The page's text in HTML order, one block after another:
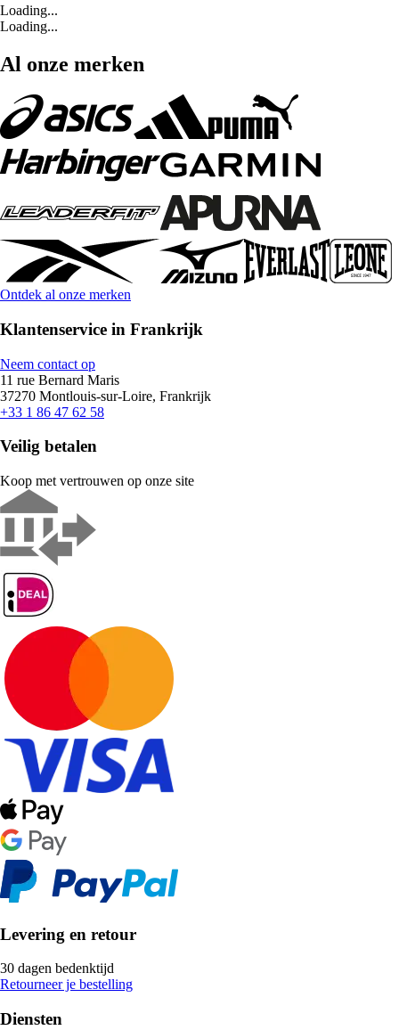
Loading...
Loading...
Al onze merken
Ontdek al onze merken
Klantenservice in Frankrijk
Neem contact op
11 rue Bernard Maris
37270 Montlouis-sur-Loire, Frankrijk
+33 1 86 47 62 58
Veilig betalen
Koop met vertrouwen op onze site
Levering en retour
30 dagen bedenktijd
Retourneer je bestelling
Diensten